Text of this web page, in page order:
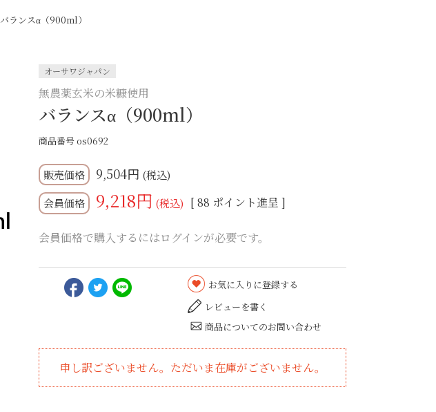
バランスα（900ml）
オーサワジャパン
無農薬玄米の米糠使用
バランスα（900ml）
商品番号os0692
9,504
税込
会員価格
9,218 税込 [ 88 ポイント進呈 ]
会員価格で購入するにはログインが必要です。
お気に入りに登録する
レビューを書く
商品についてのお問い合わせ
申し訳ございません。ただいま在庫がございません。